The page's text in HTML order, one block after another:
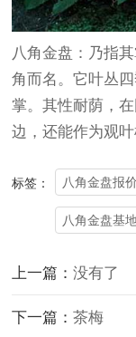
八角金盘：乃指
角而名。它叶丛
掌。其性耐荫，
边，还能作为观
标签： 八角金盘报价
八角金盘基
上一篇：没有了
下一篇：茶梅